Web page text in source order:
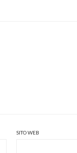
SITO WEB